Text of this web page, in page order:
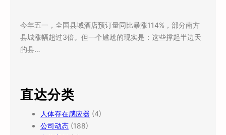
今年五一，全国县域酒店预订量同比暴涨114%，部分南方
县城涨幅超过3倍。但一个尴尬的现实是：这些撑起半边天
的县…
直达分类
人体存在感应器 (4)
公司动态 (188)